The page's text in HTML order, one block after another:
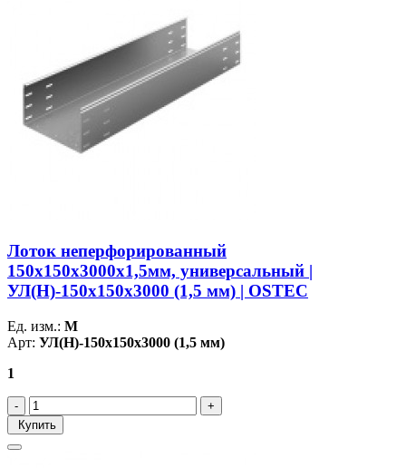
Лоток неперфорированный
150х150х3000х1,5мм, универсальный |
УЛ(Н)-150х150х3000 (1,5 мм) | OSTEC
Ед. изм.: М
Арт: УЛ(Н)-150х150х3000 (1,5 мм)
1
Купить